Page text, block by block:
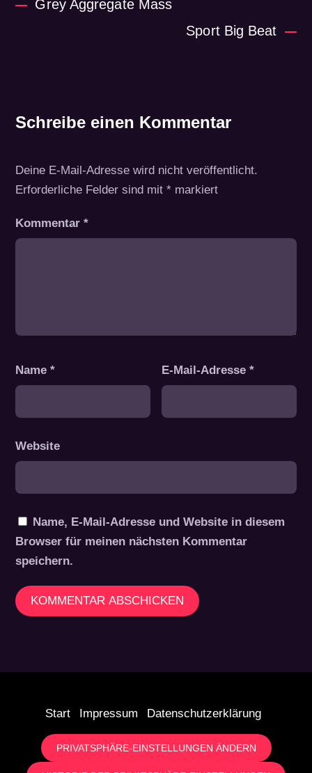
Grey Aggregate Mass
Sport Big Beat
Schreibe einen Kommentar
Deine E-Mail-Adresse wird nicht veröffentlicht.
Erforderliche Felder sind mit* markiert
Kommentar*
Name* E-Mail-Adresse*
Website
Name, E-Mail-Adresse und Website in diesem
Browser für meinen nächsten Kommentar
speichern.
Start Impressum Datenschutzerklärung
PRIVATSPHÄRE-EINSTELLUNGEN ÄNDERN